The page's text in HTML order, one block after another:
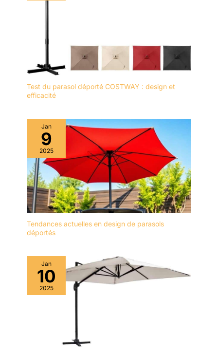
recommandons de
fermer l'auvent en cas de
Test du parasol déporté COSTWAY : design et
efficacité
Jan
9
2025
Tendances actuelles en design de parasols
déportés
Jan
10
2025